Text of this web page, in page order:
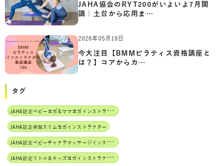
JAHA協会のRYT200がいよいよ7月開
講｜土台から応用ま…
2026年05月19日
今大注目【BMMピラティス資格講座と
は？】コアからカ…
タグ
J
AHA認定ベビーヨガ＆ママヨガインストラクター
JAHA認定骨盤スリムヨガインストラクター
J
AHA認定ベビーチャクラマッサージインストラクター
J
AHA認定リトル＆キッズヨガインストラクター